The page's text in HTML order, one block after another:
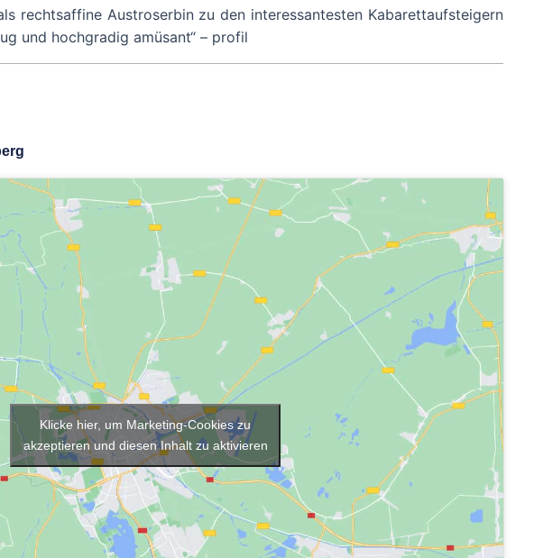
rechtsaffine Austroserbin zu den interessantesten Kabarettaufsteigern
und hochgradig amüsant“ – profil
Klicke hier, um Marketing-Cookies zu
akzeptieren und diesen Inhalt zu aktivieren